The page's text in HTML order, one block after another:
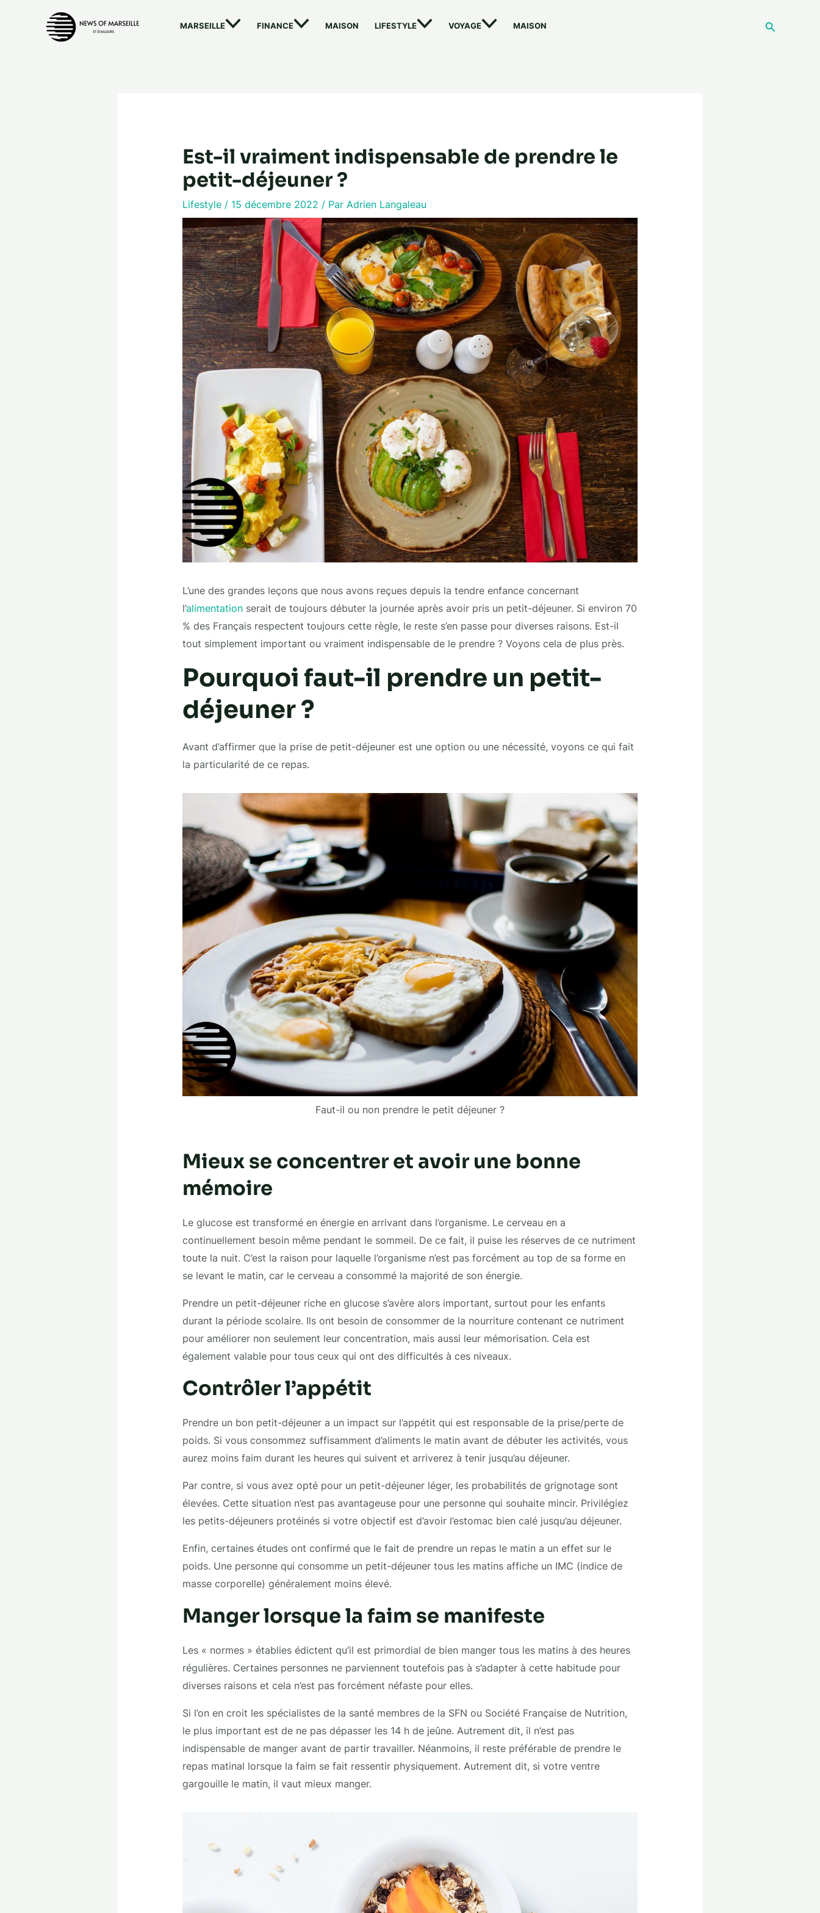
MARSEILLE FINANCE MAISON LIFESTYLE VOYAGE MAISON
Est-il vraiment indispensable de prendre le
petit-déjeuner ?
Lifestyle/ 15 décembre 2022 / Par Adrien Langaleau
L’une des grandes leçons que nous avons reçues depuis la tendre enfance concernant
l’alimentationserait de toujours débuter la journée après avoir pris un petit-déjeuner. Si environ 70
% des Français respectent toujours cette règle, le reste s’en passe pour diverses raisons. Est-il
tout simplement important ou vraiment indispensable de le prendre ? Voyons cela de plus près.
Pourquoi faut-il prendre un petit-
déjeuner ?
Avant d’affirmer que la prise de petit-déjeuner est une option ou une nécessité, voyons ce qui fait
la particularité de ce repas.
Faut-il ou non prendre le petit déjeuner ?
Mieux se concentrer et avoir une bonne
mémoire
Le glucose est transformé en énergie en arrivant dans l’organisme. Le cerveau en a
continuellement besoin même pendant le sommeil. De ce fait, il puise les réserves de ce nutriment
toute la nuit. C’est la raison pour laquelle l’organisme n’est pas forcément au top de sa forme en
se levant le matin, car le cerveau a consommé la majorité de son énergie.
Prendre un petit-déjeuner riche en glucose s’avère alors important, surtout pour les enfants
durant la période scolaire. Ils ont besoin de consommer de la nourriture contenant ce nutriment
pour améliorer non seulement leur concentration, mais aussi leur mémorisation. Cela est
également valable pour tous ceux qui ont des difficultés à ces niveaux.
Contrôler l’appétit
Prendre un bon petit-déjeuner a un impact sur l’appétit qui est responsable de la prise/perte de
poids. Si vous consommez suffisamment d’aliments le matin avant de débuter les activités, vous
aurez moins faim durant les heures qui suivent et arriverez à tenir jusqu’au déjeuner.
Par contre, si vous avez opté pour un petit-déjeuner léger, les probabilités de grignotage sont
élevées. Cette situation n’est pas avantageuse pour une personne qui souhaite mincir. Privilégiez
les petits-déjeuners protéinés si votre objectif est d’avoir l’estomac bien calé jusqu’au déjeuner.
Enfin, certaines études ont confirmé que le fait de prendre un repas le matin a un effet sur le
poids. Une personne qui consomme un petit-déjeuner tous les matins affiche un IMC (indice de
masse corporelle) généralement moins élevé.
Manger lorsque la faim se manifeste
Les « normes » établies édictent qu’il est primordial de bien manger tous les matins à des heures
régulières. Certaines personnes ne parviennent toutefois pas à s’adapter à cette habitude pour
diverses raisons et cela n’est pas forcément néfaste pour elles.
Si l’on en croit les spécialistes de la santé membres de la SFN ou Société Française de Nutrition,
le plus important est de ne pas dépasser les 14 h de jeûne. Autrement dit, il n’est pas
indispensable de manger avant de partir travailler. Néanmoins, il reste préférable de prendre le
repas matinal lorsque la faim se fait ressentir physiquement. Autrement dit, si votre ventre
gargouille le matin, il vaut mieux manger.